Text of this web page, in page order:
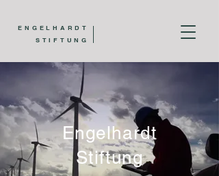
ENGELHARDT
STIFTUNG
Engelhardt
Stiftung